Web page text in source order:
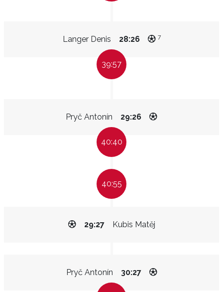
Langer Denis 28:26 7
39:57
Pryč Antonín 29:26
40:40
40:55
Kubis Matěj
29:27
Pryč Antonín 30:27